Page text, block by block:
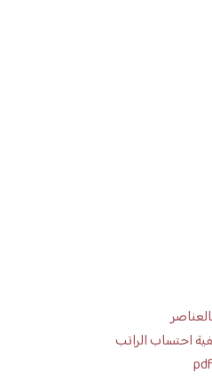
احتساب الراتب